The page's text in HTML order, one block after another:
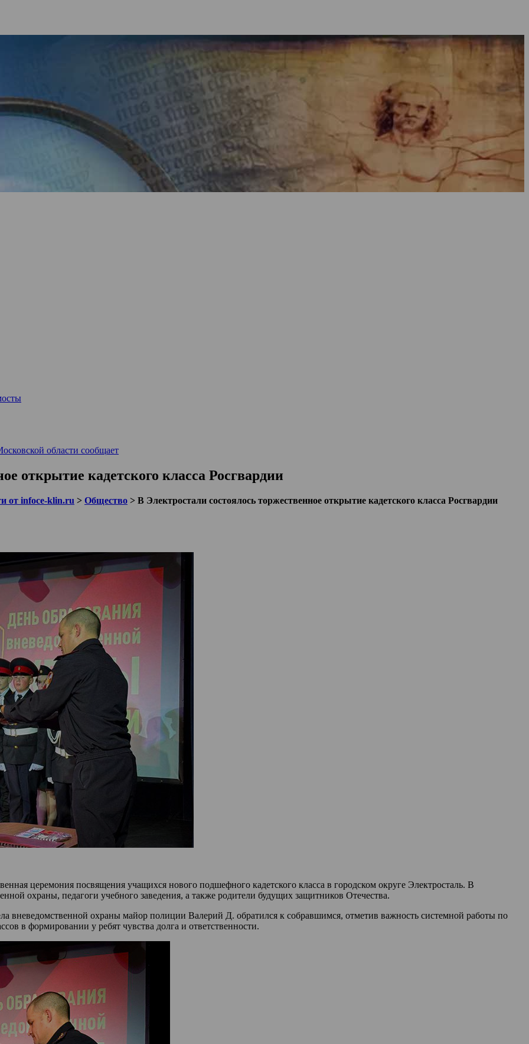
области сообщает
открытие кадетского класса Росгвардии
от infoce-klin.ru > Общество > В Электростали состоялось торжественное открытие кадетского класса Росгвардии
церемония посвящения учащихся нового подшефного кадетского класса в городском округе Электросталь. В
охраны, педагоги учебного заведения, а также родители будущих защитников Отечества.
вневедомственной охраны майор полиции Валерий Д. обратился к собравшимся, отметив важность системной работы по
в формировании у ребят чувства долга и ответственности.